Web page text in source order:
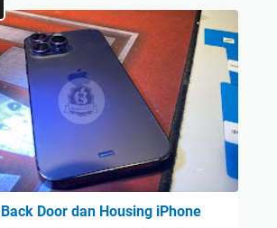
Door dan Housing iPhone